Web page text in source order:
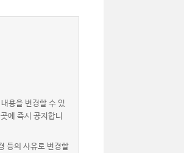
용을 변경할 수 있
에 즉시 공지합니
등의 사유로 변경할